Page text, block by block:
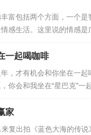
富包括两个方面，一个
感生活。这里说的情感是
一起喝咖啡
，才有机会和你坐在一起
你会和我坐在“星巴克”一
家
复出拍《蓝色大海的传